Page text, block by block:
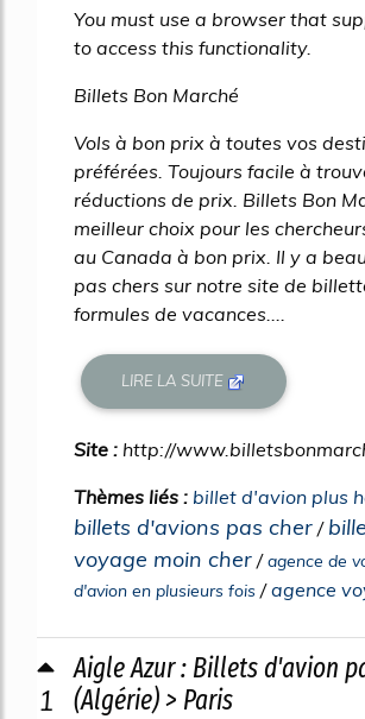
You must use a browser that
to access this functionality.
Billets Bon Marché
Vols à bon prix à toutes vos
préférées. Toujours facile à
réductions de prix. Billets Bon
meilleur choix pour les
au Canada à bon prix. Il y a
pas chers sur notre site de
formules de vacances....
LIRE LA SUITE
Site : http://
Thèmes liés : billet d'avion plus
billets d'avions pas cher /
voyage moin cher /agence de
d'avion en plusieurs fois /agence
1
Aigle Azur : Billets d'avion
(Algérie) > Paris